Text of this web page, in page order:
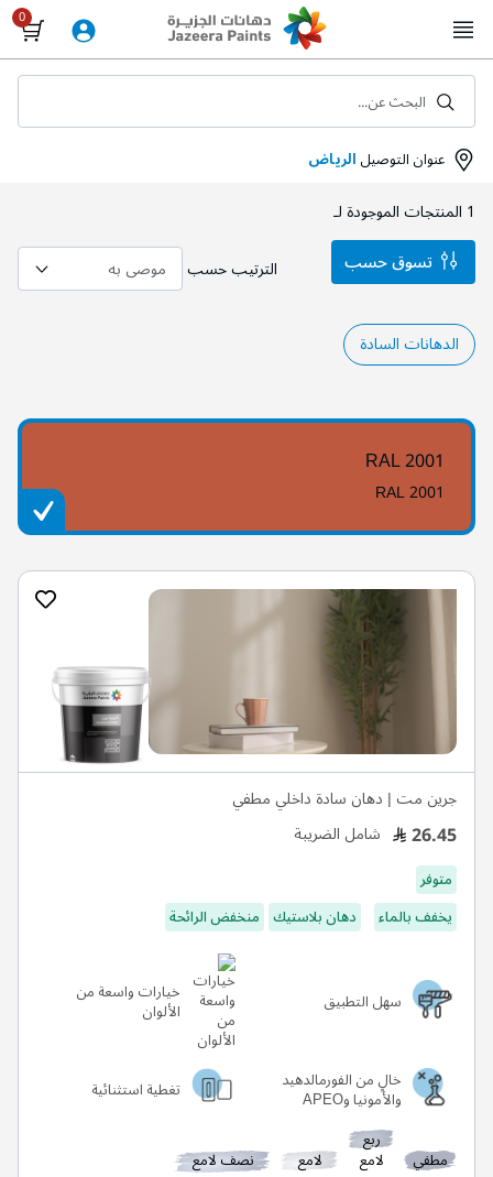
to
Content
عنوان التوصيلالرياض
البحث عن...
1 المنتجات الموجودة لـ
الترتيب حسب
الدهانات السادة
RAL 2001
RAL 2001
جرين مت | دهان سادة داخلي مطفي
26.45 شامل الضريبة
متوفر
يخفف بالماء
دهان بلاستيك منخفض الرائحة
سهل التطبيق خيارات واسعة من
الألوان
خالٍ من الفورمالدهيد
والأمونيا وAPEO تغطية استثنائية
مطفي
ربع
لامع لامع نصف لامع
تسوق حسب